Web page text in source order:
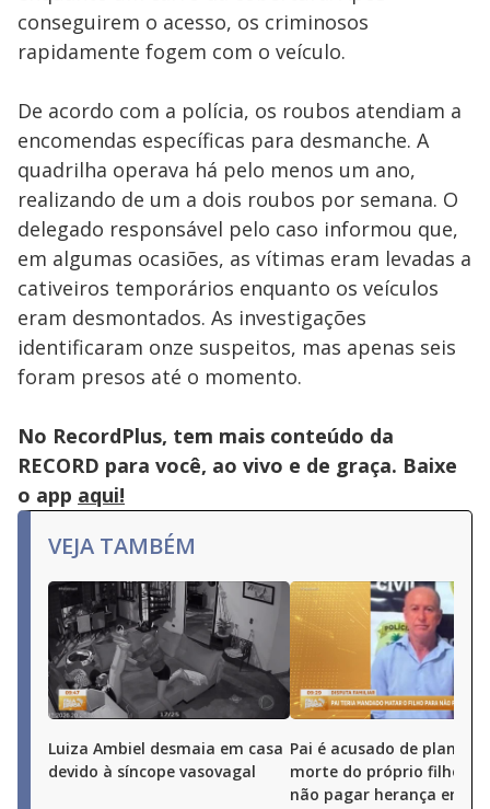
conseguirem o acesso, os criminosos
rapidamente fogem com o veículo.
De acordo com a polícia, os roubos atendiam a
encomendas específicas para desmanche. A
quadrilha operava há pelo menos um ano,
realizando de um a dois roubos por semana. O
delegado responsável pelo caso informou que,
em algumas ocasiões, as vítimas eram levadas a
cativeiros temporários enquanto os veículos
eram desmontados. As investigações
identificaram onze suspeitos, mas apenas seis
foram presos até o momento.
No RecordPlus, tem mais conteúdo da
RECORD para você, ao vivo e de graça. Baixe
o app aqui!
VEJA TAMBÉM
Luiza Ambiel desmaia em casa
devido à síncope vasovagal
Pai é acusado de planejar
morte do próprio filho
não pagar herança em